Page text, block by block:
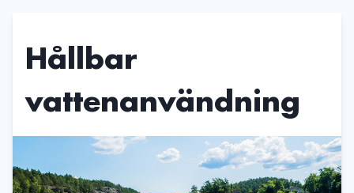
Hållbar
vattenanvändning